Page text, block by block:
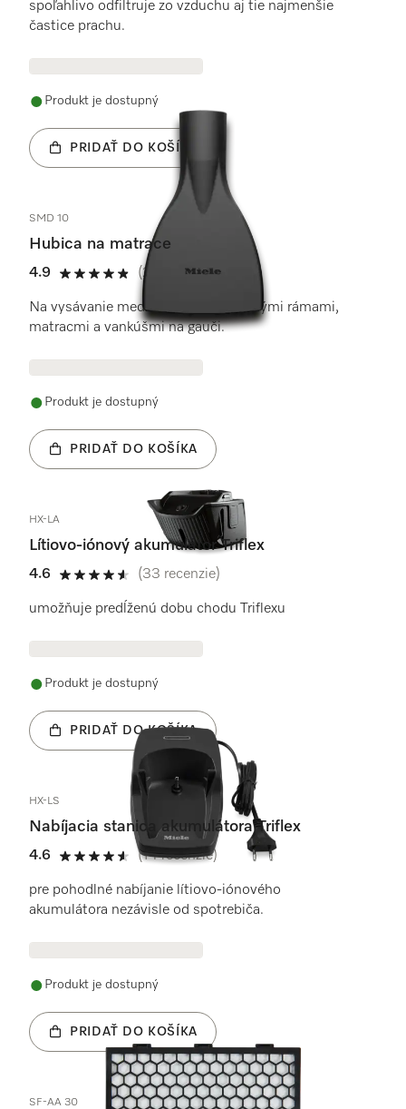
spoľahlivo odfiltruje zo vzduchu aj tie najmenšie
častice prachu.
Produkt je dostupný
PRIDAŤ DO KOŠÍKA
SMD 10
Hubica na matrace
4.9
4.9 / 5
(28 recenzie)
Na vysávanie medzier medzi posteľnými rámami,
matracmi a vankúšmi na gauči.
Produkt je dostupný
PRIDAŤ DO KOŠÍKA
HX-LA
Lítiovo-iónový akumulátor Triflex
4.6
4.6 / 5
(33 recenzie)
umožňuje predĺženú dobu chodu Triflexu
Produkt je dostupný
PRIDAŤ DO KOŠÍKA
HX-LS
Nabíjacia stanica akumulátora Triflex
4.6
4.6 / 5
(14 recenzie)
pre pohodlné nabíjanie lítiovo-iónového
akumulátora nezávisle od spotrebiča.
Produkt je dostupný
PRIDAŤ DO KOŠÍKA
SF-AA 30